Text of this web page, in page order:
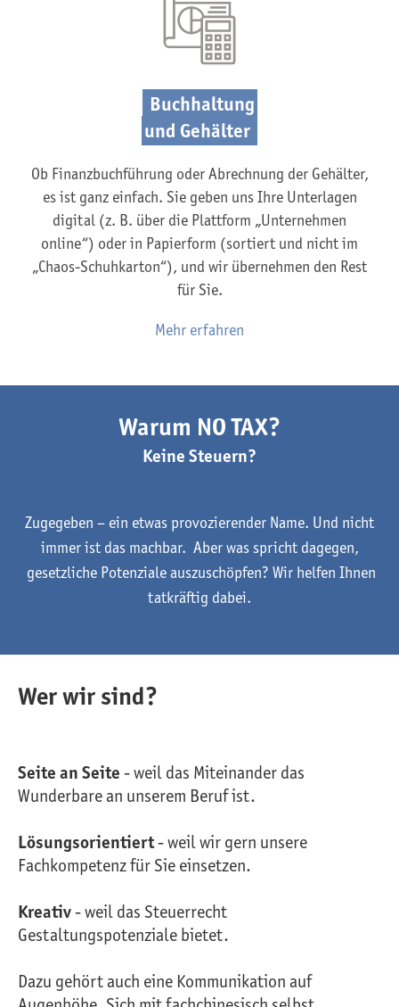
Buchhaltung
und Gehälter
Ob Finanzbuchführung oder Abrechnung der Gehälter,
es ist ganz einfach. Sie geben uns Ihre Unterlagen
digital (z. B. über die Plattform „Unternehmen
online“) oder in Papierform (sortiert und nicht im
„Chaos-Schuhkarton“), und wir übernehmen den Rest
für Sie.
Mehr erfahren
Warum NO TAX?
Keine Steuern?
Zugegeben – ein etwas provozierender Name. Und nicht
immer ist das machbar. Aber was spricht dagegen,
gesetzliche Potenziale auszuschöpfen? Wir helfen Ihnen
tatkräftig dabei.
Wer wir sind?
Seite an Seite - weil das Miteinander das
Wunderbare an unserem Beruf ist.
Lösungsorientiert- weil wir gern unsere
Fachkompetenz für Sie einsetzen.
Kreativ- weil das Steuerrecht
Gestaltungspotenziale bietet.
Dazu gehört auch eine Kommunikation auf